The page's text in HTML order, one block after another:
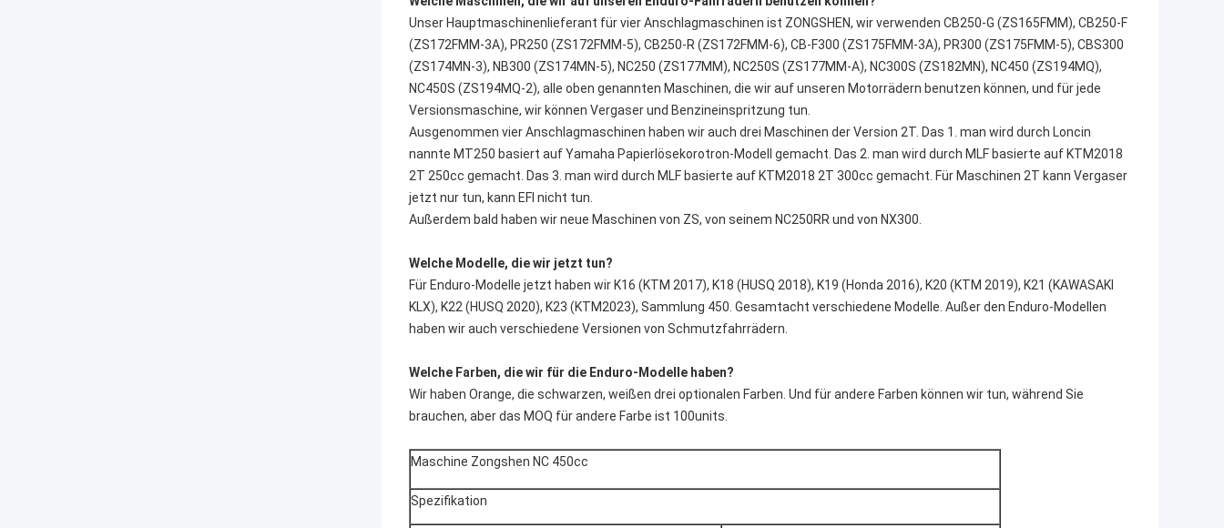
Unser Hauptmaschinenlieferant für vier Anschlagmaschinen ist ZONGSHEN, wir verwenden CB250-G (ZS165FMM), CB250-F
(ZS172FMM-3A), PR250 (ZS172FMM-5), CB250-R (ZS172FMM-6), CB-F300 (ZS175FMM-3A), PR300 (ZS175FMM-5), CBS300
(ZS174MN-3), NB300 (ZS174MN-5), NC250 (ZS177MM), NC250S (ZS177MM-A), NC300S (ZS182MN), NC450 (ZS194MQ),
NC450S (ZS194MQ-2), alle oben genannten Maschinen, die wir auf unseren Motorrädern benutzen können, und für jede
Versionsmaschine, wir können Vergaser und Benzineinspritzung tun.
Ausgenommen vier Anschlagmaschinen haben wir auch drei Maschinen der Version 2T. Das 1. man wird durch Loncin
nannte MT250 basiert auf Yamaha Papierlösekorotron-Modell gemacht. Das 2. man wird durch MLF basierte auf KTM2018
2T 250cc gemacht. Das 3. man wird durch MLF basierte auf KTM2018 2T 300cc gemacht. Für Maschinen 2T kann Vergaser
jetzt nur tun, kann EFI nicht tun.
Außerdem bald haben wir neue Maschinen von ZS, von seinem NC250RR und von NX300.
Welche Modelle, die wir jetzt tun?
Für Enduro-Modelle jetzt haben wir K16 (KTM 2017), K18 (HUSQ 2018), K19 (Honda 2016), K20 (KTM 2019), K21 (KAWASAKI
KLX), K22 (HUSQ 2020), K23 (KTM2023), Sammlung 450. Gesamtacht verschiedene Modelle. Außer den Enduro-Modellen
haben wir auch verschiedene Versionen von Schmutzfahrrädern.
Welche Farben, die wir für die Enduro-Modelle haben?
Wir haben Orange, die schwarzen, weißen drei optionalen Farben. Und für andere Farben können wir tun, während Sie
brauchen, aber das MOQ für andere Farbe ist 100units.
Maschine Zongshen NC 450cc
Spezifikation